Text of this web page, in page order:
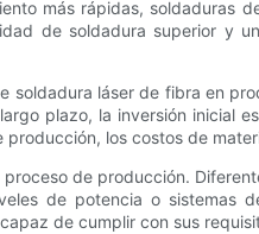
más rápidas, soldaduras
de soldadura superior y
soldadura láser de fibra en
plazo, la inversión inicial
los costos de
de producción.
de potencia o sistemas
de cumplir con sus